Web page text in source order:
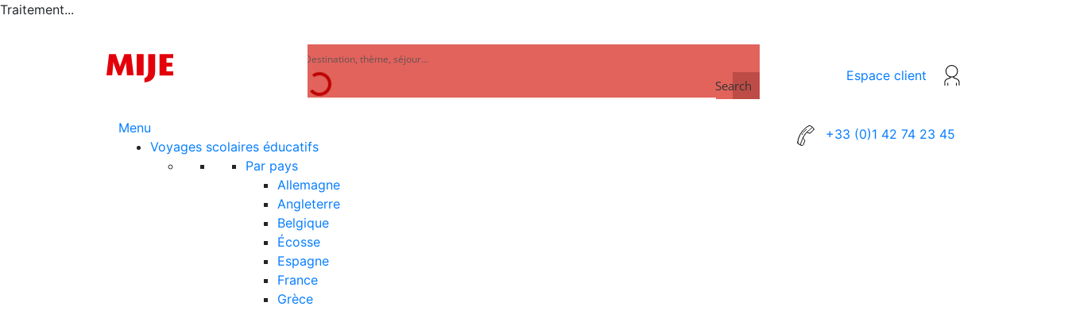
Traitement...
Search
Espace client
Menu
Voyages scolaires éducatifs
Par pays
Allemagne
Angleterre
Belgique
Écosse
Espagne
France
Grèce
+33 (0)1 42 74 23 45